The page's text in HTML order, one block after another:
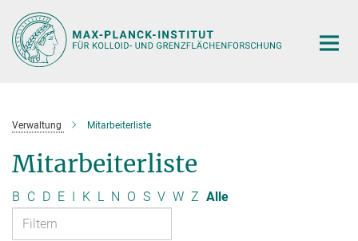
Hauptinhalt
Verwaltung Mitarbeiterliste
Mitarbeiterliste
B C D E I K L N O S V W Z Alle